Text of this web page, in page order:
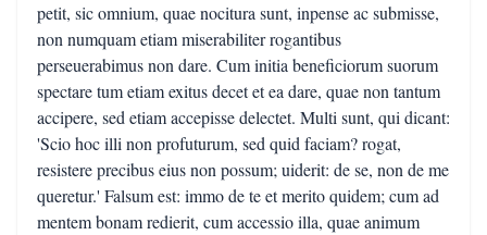
petit, sic omnium, quae nocitura sunt, inpense ac submisse,
non numquam etiam miserabiliter rogantibus
perseuerabimus non dare. Cum initia beneficiorum suorum
spectare tum etiam exitus decet et ea dare, quae non tantum
accipere, sed etiam accepisse delectet. Multi sunt, qui dicant:
'Scio hoc illi non profuturum, sed quid faciam? rogat,
resistere precibus eius non possum; uiderit: de se, non de me
queretur.' Falsum est: immo de te et merito quidem; cum ad
mentem bonam redierit, cum accessio illa, quae animum